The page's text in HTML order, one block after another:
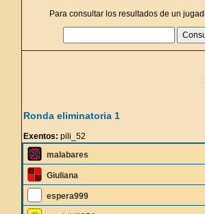
Para consultar los resultados de un
Ronda eliminatoria 1
Exentos: pili_52
malabares
Giuliana
espera999